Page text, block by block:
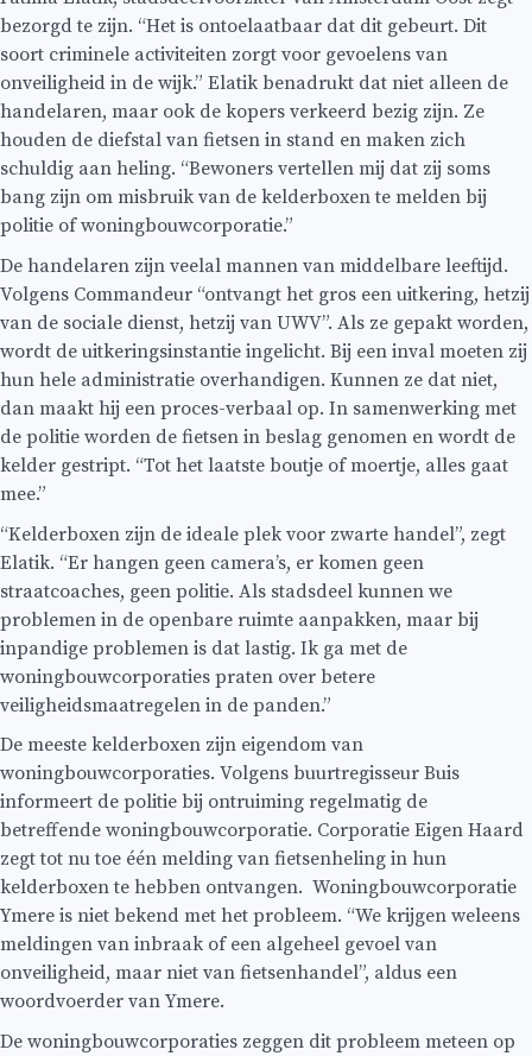
bezorgd te zijn. “Het is ontoelaatbaar dat dit gebeurt. Dit
soort criminele activiteiten zorgt voor gevoelens van
onveiligheid in de wijk.” Elatik benadrukt dat niet alleen de
handelaren, maar ook de kopers verkeerd bezig zijn. Ze
houden de diefstal van fietsen in stand en maken zich
schuldig aan heling. “Bewoners vertellen mij dat zij soms
bang zijn om misbruik van de kelderboxen te melden bij
politie of woningbouwcorporatie.”
De handelaren zijn veelal mannen van middelbare leeftijd.
Volgens Commandeur “ontvangt het gros een uitkering, hetzij
van de sociale dienst, hetzij van UWV”. Als ze gepakt worden,
wordt de uitkeringsinstantie ingelicht. Bij een inval moeten zij
hun hele administratie overhandigen. Kunnen ze dat niet,
dan maakt hij een proces-verbaal op. In samenwerking met
de politie worden de fietsen in beslag genomen en wordt de
kelder gestript. “Tot het laatste boutje of moertje, alles gaat
mee.”
“Kelderboxen zijn de ideale plek voor zwarte handel”, zegt
Elatik. “Er hangen geen camera’s, er komen geen
straatcoaches, geen politie. Als stadsdeel kunnen we
problemen in de openbare ruimte aanpakken, maar bij
inpandige problemen is dat lastig. Ik ga met de
woningbouwcorporaties praten over betere
veiligheidsmaatregelen in de panden.”
De meeste kelderboxen zijn eigendom van
woningbouwcorporaties. Volgens buurtregisseur Buis
informeert de politie bij ontruiming regelmatig de
betreffende woningbouwcorporatie. Corporatie Eigen Haard
zegt tot nu toe één melding van fietsenheling in hun
kelderboxen te hebben ontvangen. Woningbouwcorporatie
Ymere is niet bekend met het probleem. “We krijgen weleens
meldingen van inbraak of een algeheel gevoel van
onveiligheid, maar niet van fietsenhandel”, aldus een
woordvoerder van Ymere.
De woningbouwcorporaties zeggen dit probleem meteen op